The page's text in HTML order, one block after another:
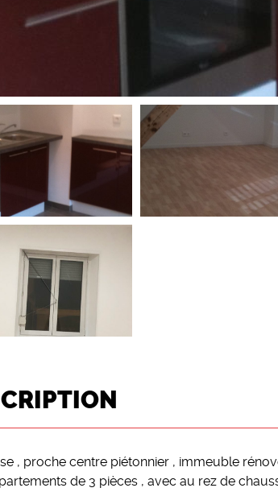
, proche centre piétonnier , immeuble
de 3 pièces , avec au rez de